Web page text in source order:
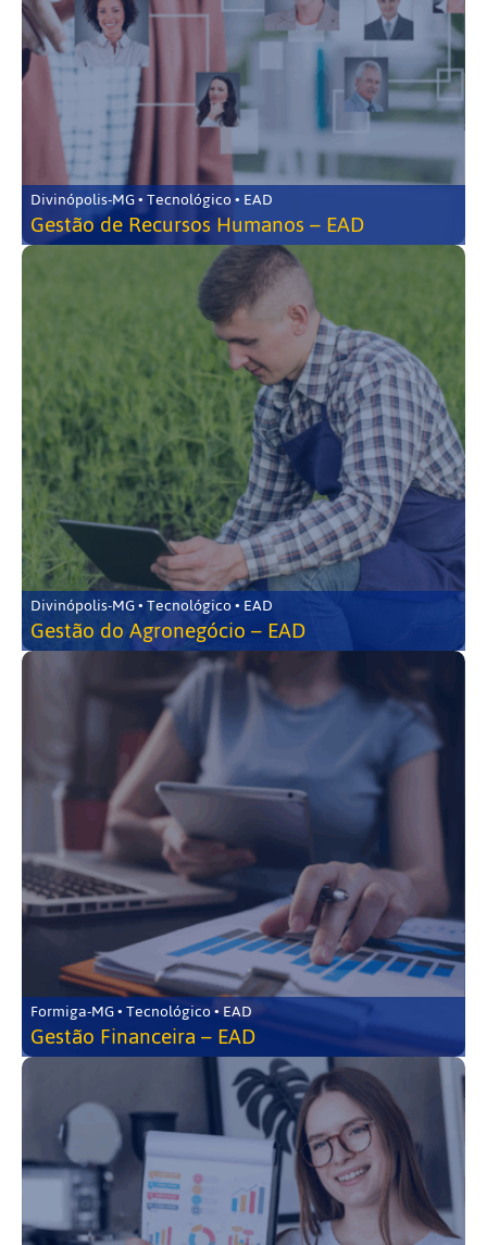
Divinópolis-MG • Tecnológico • EAD
Gestão de Recursos Humanos – EAD
Divinópolis-MG • Tecnológico • EAD
Gestão do Agronegócio – EAD
Formiga-MG • Tecnológico • EAD
Gestão Financeira – EAD